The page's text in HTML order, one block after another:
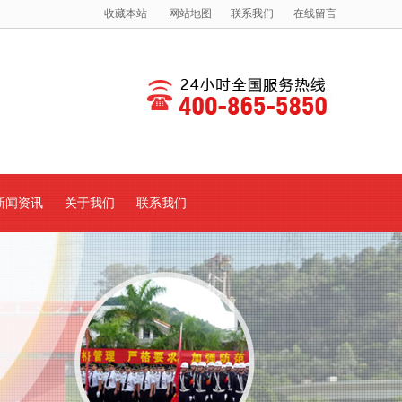
收藏本站 网站地图 联系我们 在线留言
闻资讯 关于我们 联系我们